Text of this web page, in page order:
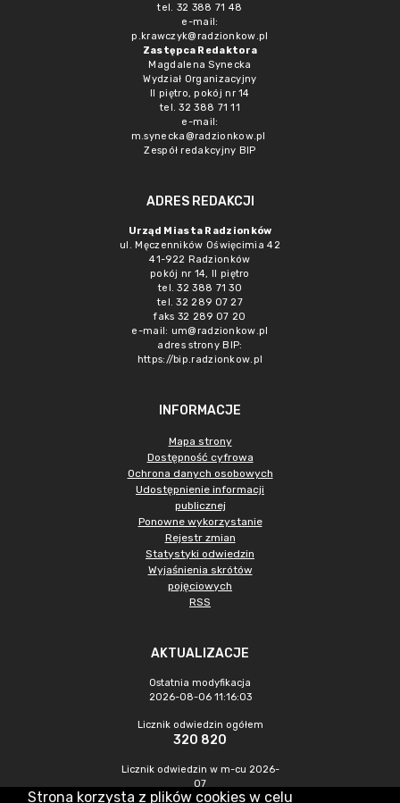
tel. 32 388 71 48
e-mail:
p.krawczyk@radzionkow.pl
Zastępca Redaktora
Magdalena Synecka
Wydział Organizacyjny
II piętro, pokój nr 14
tel. 32 388 71 11
e-mail:
m.synecka@radzionkow.pl
Zespół redakcyjny BIP
ADRES REDAKCJI
Urząd Miasta Radzionków
ul. Męczenników Oświęcimia 42
41-922 Radzionków
pokój nr 14, II piętro
tel. 32 388 71 30
tel. 32 289 07 27
faks 32 289 07 20
e-mail: um@radzionkow.pl
adres strony BIP:
https://bip.radzionkow.pl
INFORMACJE
Mapa strony
Dostępność cyfrowa
Ochrona danych osobowych
Udostępnienie informacji
publicznej
Ponowne wykorzystanie
Rejestr zmian
Statystyki odwiedzin
Wyjaśnienia skrótów
pojęciowych
RSS
AKTUALIZACJE
Ostatnia modyfikacja
2026-08-06 11:16:03
Licznik odwiedzin ogółem
320 820
Licznik odwiedzin w m-cu 2026-
07
879
Strona korzysta z plików cookies w celu